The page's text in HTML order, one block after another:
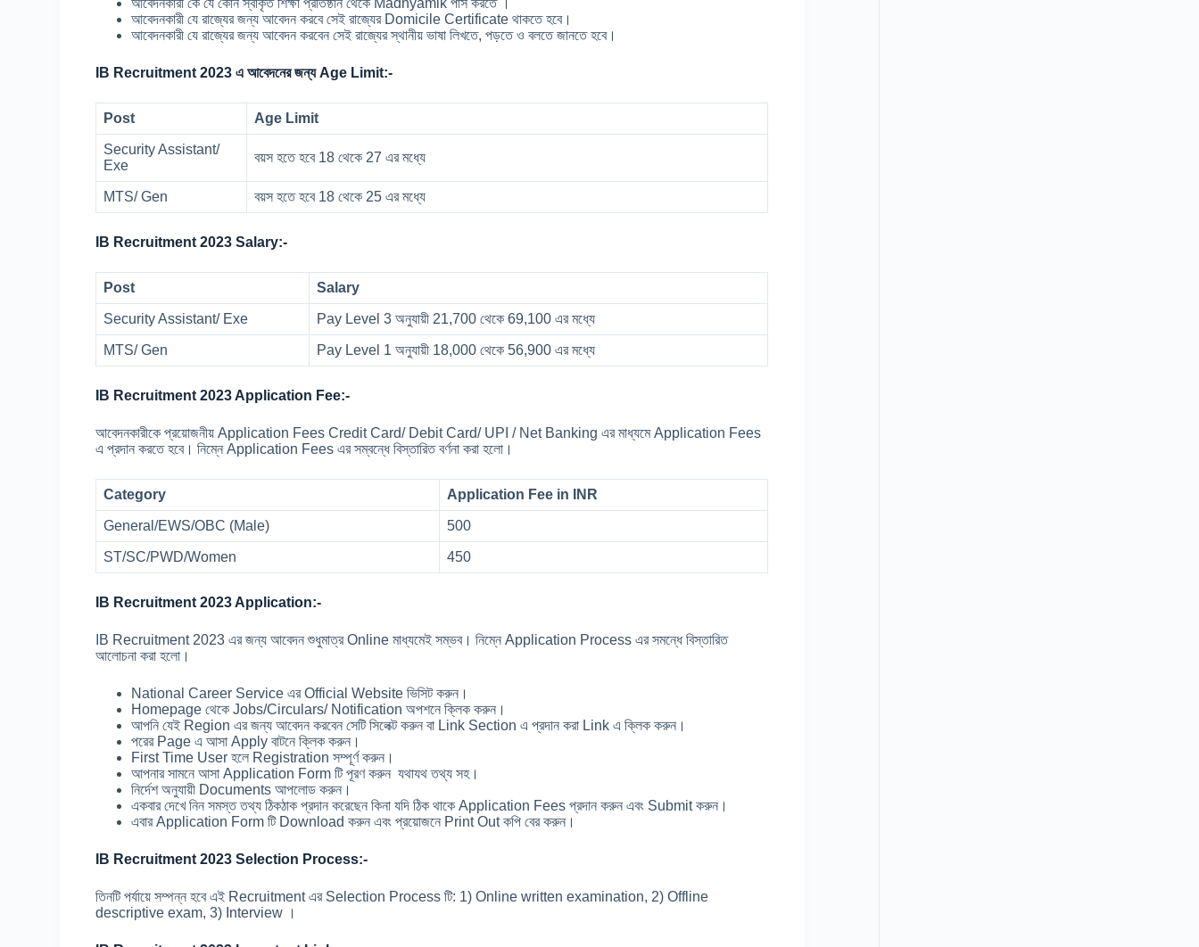
আবেদনকারী কে যে কোন স্বীকৃত শিক্ষা প্রতিষ্ঠান থেকে Madhyamik পাস করতে ।
আবেদনকারী যে রাজ্যের জন্য আবেদন করবে সেই রাজ্যের Domicile Certificate থাকতে হবে।
আবেদনকারী যে রাজ্যের জন্য আবেদন করবেন সেই রাজ্যের স্থানীয় ভাষা লিখতে, পড়তে ও বলতে জানতে হবে।
IB Recruitment 2023 এ আবেদনের জন্য Age Limit:-
Post Age Limit
Security Assistant/
Exe
বয়স হতে হবে 18 থেকে 27 এর মধ্যে
MTS/ Gen বয়স হতে হবে 18 থেকে 25 এর মধ্যে
IB Recruitment 2023 Salary:-
Post Salary
Security Assistant/ Exe Pay Level 3 অনুযায়ী 21,700 থেকে 69,100 এর মধ্যে
MTS/ Gen Pay Level 1 অনুযায়ী 18,000 থেকে 56,900 এর মধ্যে
IB Recruitment 2023 Application Fee:-
আবেদনকারীকে প্রয়োজনীয় Application Fees Credit Card/ Debit Card/ UPI / Net Banking এর মাধ্যমে Application Fees
এ প্রদান করতে হবে। নিম্নে Application Fees এর সম্বন্ধে বিস্তারিত বর্ণনা করা হলো।
Category Application Fee in INR
General/EWS/OBC (Male) 500
ST/SC/PWD/Women 450
IB Recruitment 2023 Application:-
IB Recruitment 2023 এর জন্য আবেদন শুধুমাত্র Online মাধ্যমেই সম্ভব। নিম্নে Application Process এর সমন্ধে বিস্তারিত
আলোচনা করা হলো।
National Career Service এর Official Website ভিসিট করুন।
Homepage থেকে Jobs/Circulars/ Notification অপশনে ক্লিক করুন।
আপনি যেই Region এর জন্য আবেদন করবেন সেটি সিলেক্ট করুন বা Link Section এ প্রদান করা Link এ ক্লিক করুন।
পরের Page এ আসা Apply বাটনে ক্লিক করুন।
First Time User হলে Registration সম্পূর্ণ করুন।
আপনার সামনে আসা Application Form টি পূরণ করুন যথাযথ তথ্য সহ।
নির্দেশ অনুযায়ী Documents আপলোড করুন।
একবার দেখে নিন সমস্ত তথ্য ঠিকঠাক প্রদান করেছেন কিনা যদি ঠিক থাকে Application Fees প্রদান করুন এবং Submit করুন।
এবার Application Form টি Download করুন এবং প্রয়োজনে Print Out কপি বের করুন।
IB Recruitment 2023 Selection Process:-
তিনটি পর্যায়ে সম্পন্ন হবে এই Recruitment এর Selection Process টি: 1) Online written examination, 2) Offline
descriptive exam, 3) Interview ।